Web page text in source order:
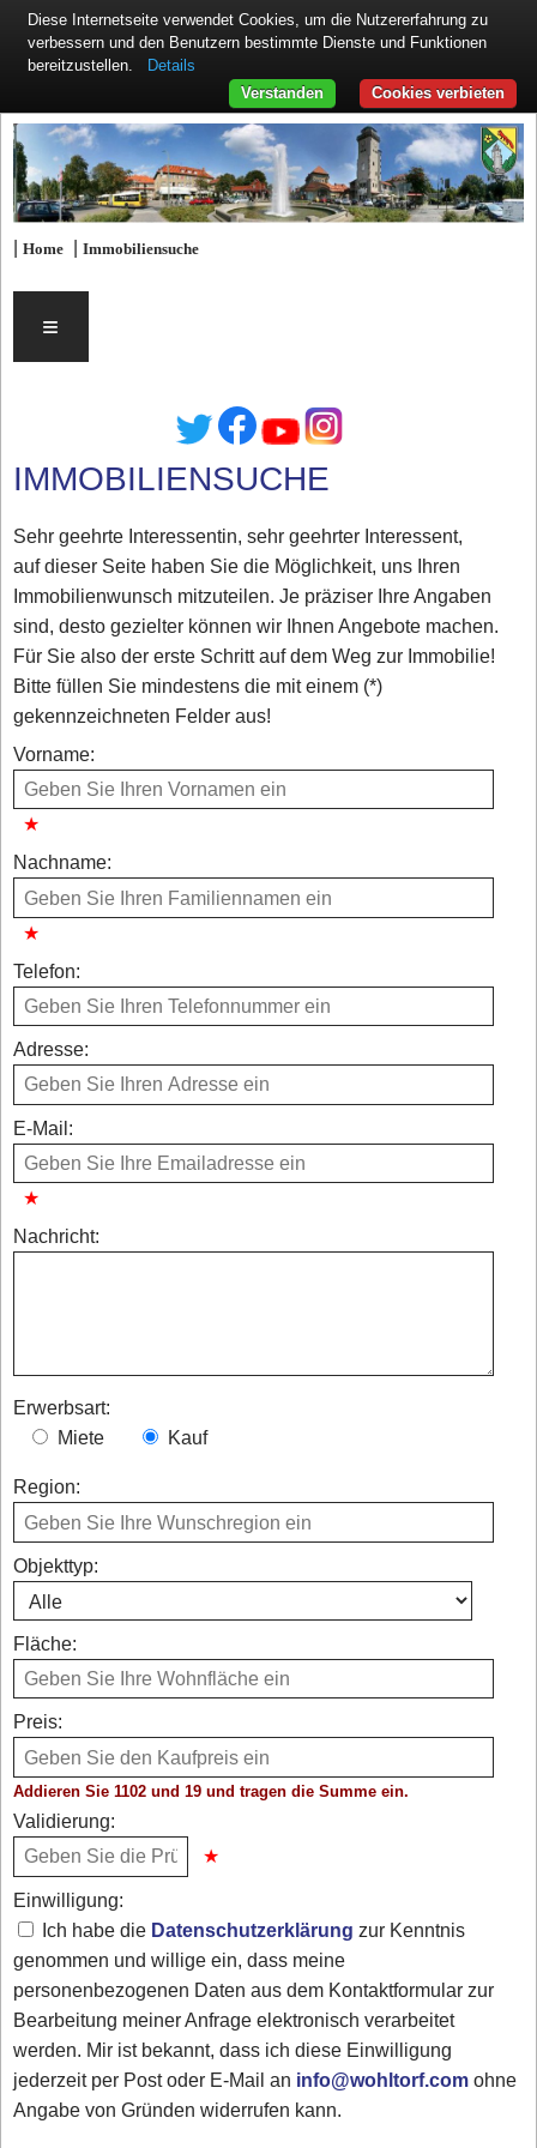
|Home |Immobiliensuche
≡
IMMOBILIENSUCHE
Sehr geehrte Interessentin, sehr geehrter Interessent,
auf dieser Seite haben Sie die Möglichkeit, uns Ihren
Immobilienwunsch mitzuteilen. Je präziser Ihre Angaben
sind, desto gezielter können wir Ihnen Angebote machen.
Für Sie also der erste Schritt auf dem Weg zur Immobilie!
Bitte füllen Sie mindestens die mit einem (*)
gekennzeichneten Felder aus!
Vorname:
Nachname:
Telefon:
Adresse:
E-Mail:
Nachricht:
Erwerbsart:
Miete
Kauf
Region:
Objekttyp:
Fläche:
Preis:
Addieren Sie 1102 und 19 und tragen die Summe ein.
Validierung:
Einwilligung:
Ich habe die Datenschutzerklärung zur Kenntnis
genommen und willige ein, dass meine
personenbezogenen Daten aus dem Kontaktformular zur
Bearbeitung meiner Anfrage elektronisch verarbeitet
werden. Mir ist bekannt, dass ich diese Einwilligung
jederzeit per Post oder E-Mail an info@wohltorf.comohne
Angabe von Gründen widerrufen kann.
Diese Internetseite verwendet Cookies, um die Nutzererfahrung zu
verbessern und den Benutzern bestimmte Dienste und Funktionen
bereitzustellen.
Details
Cookies verbieten
Verstanden